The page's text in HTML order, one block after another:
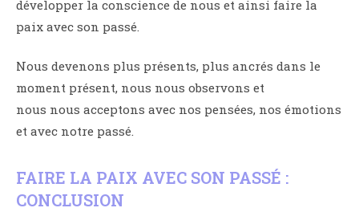
développer la conscience de nous et ainsi faire la
paix avec son passé.
Nous devenons plus présents, plus ancrés dans le
moment présent, nous nous observons et
nous nous acceptons avec nos pensées, nos émotions
et avec notre passé.
FAIRE LA PAIX AVEC SON PASSÉ :
CONCLUSION